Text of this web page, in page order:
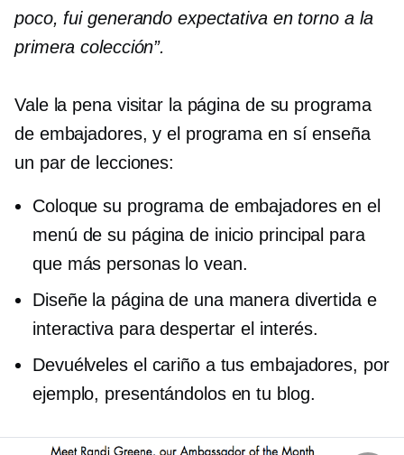
poco, fui generando expectativa en torno a la
primera colección”.
Vale la pena visitar la página de su programa
de embajadores, y el programa en sí enseña
un par de lecciones:
Coloque su programa de embajadores en el
menú de su página de inicio principal para
que más personas lo vean.
Diseñe la página de una manera divertida e
interactiva para despertar el interés.
Devuélveles el cariño a tus embajadores, por
ejemplo, presentándolos en tu blog.